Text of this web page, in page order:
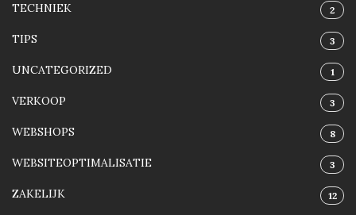
TECHNIEK 2
TIPS 3
UNCATEGORIZED 1
VERKOOP 3
WEBSHOPS 8
WEBSITEOPTIMALISATIE 3
ZAKELIJK 12